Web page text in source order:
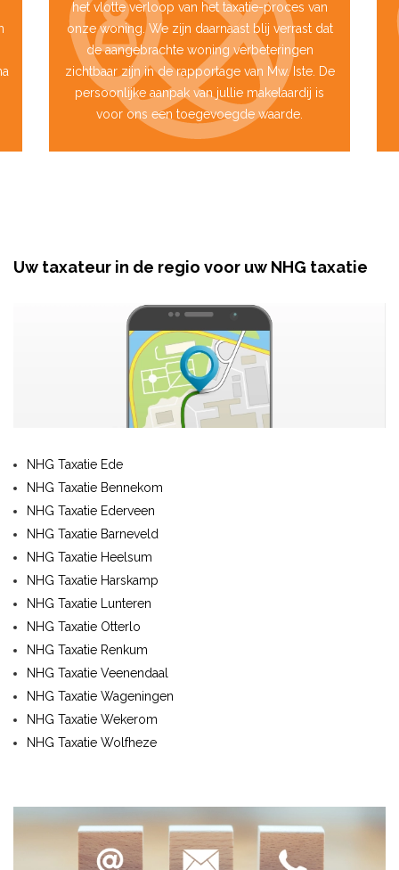
het vlotte verloop van het taxatie-proces van
onze woning. We zijn daarnaast blij verrast dat
de aangebrachte woning verbeteringen
zichtbaar zijn in de rapportage van Mw. Iste. De
persoonlijke aanpak van jullie makelaardij is
voor ons een toegevoegde waarde.
Uw taxateur in de regio voor uw NHG taxatie
NHG Taxatie Ede
NHG Taxatie Bennekom
NHG Taxatie Ederveen
NHG Taxatie Barneveld
NHG Taxatie Heelsum
NHG Taxatie Harskamp
NHG Taxatie Lunteren
NHG Taxatie Otterlo
NHG Taxatie Renkum
NHG Taxatie Veenendaal
NHG Taxatie Wageningen
NHG Taxatie Wekerom
NHG Taxatie Wolfheze